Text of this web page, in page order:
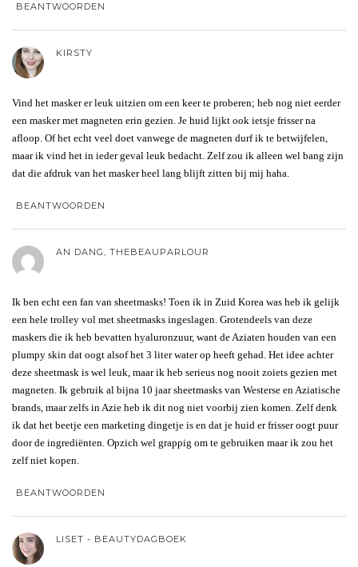
BEANTWOORDEN
KIRSTY
Vind het masker er leuk uitzien om een keer te proberen; heb nog niet eerder
een masker met magneten erin gezien. Je huid lijkt ook ietsje frisser na
afloop. Of het echt veel doet vanwege de magneten durf ik te betwijfelen,
maar ik vind het in ieder geval leuk bedacht. Zelf zou ik alleen wel bang zijn
dat die afdruk van het masker heel lang blijft zitten bij mij haha.
BEANTWOORDEN
AN DANG, THEBEAUPARLOUR
Ik ben echt een fan van sheetmasks! Toen ik in Zuid Korea was heb ik gelijk
een hele trolley vol met sheetmasks ingeslagen. Grotendeels van deze
maskers die ik heb bevatten hyaluronzuur, want de Aziaten houden van een
plumpy skin dat oogt alsof het 3 liter water op heeft gehad. Het idee achter
deze sheetmask is wel leuk, maar ik heb serieus nog nooit zoiets gezien met
magneten. Ik gebruik al bijna 10 jaar sheetmasks van Westerse en Aziatische
brands, maar zelfs in Azie heb ik dit nog niet voorbij zien komen. Zelf denk
ik dat het beetje een marketing dingetje is en dat je huid er frisser oogt puur
door de ingrediënten. Opzich wel grappig om te gebruiken maar ik zou het
zelf niet kopen.
BEANTWOORDEN
LISET - BEAUTYDAGBOEK